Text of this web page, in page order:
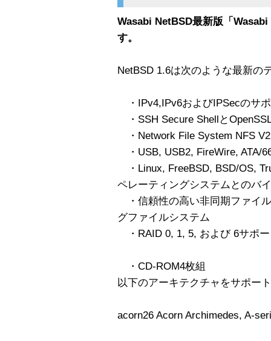
Wasabi NetBSD最新版「
す。
NetBSD 1.6は次のような最新の
・IPv4,IPv6およびIPSecのサ
・SSH Secure Shellと
・Network File System NFS
・USB, USB2, FireWire, ATA/
・Linux, FreeBSD, BSD/OS,
ペレーティングシステムとのバ
・信頼性の高い非同期ファイ
グファイルシステム
・RAID 0, 1, 5, および 6サポ
・CD-ROM4枚組
以下のアーキテクチャをサポー
acorn26 Acorn Archimedes, A-